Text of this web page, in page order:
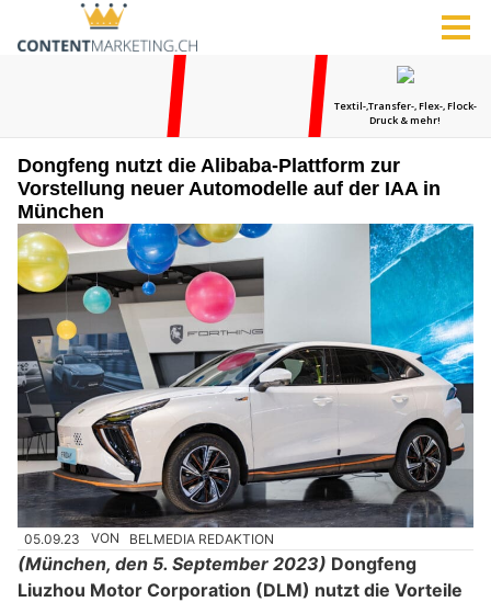
Dongfeng nutzt die Alibaba-Plattform zur
Vorstellung neuer Automodelle auf der IAA in
München
05.09.23 VON BELMEDIA REDAKTION
(München, den 5. September 2023) Dongfeng
Liuzhou Motor Corporation (DLM) nutzt die Vorteile